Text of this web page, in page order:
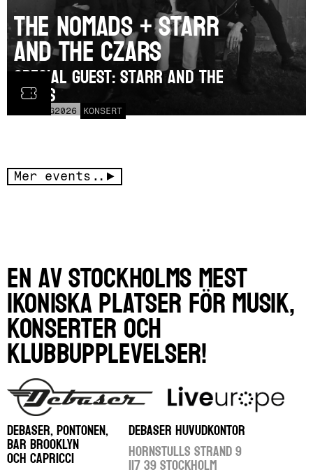
AUG2026 KONSERT
The Nomads + Starr
and the Czars
SPECIAL GUEST: Starr and the
Czars
Mer events..
En av Stockholms mest
ikoniska platser för musik,
konserter och
klubbupplevelser!
DEBASER, PONTONEN,
BAR BROOKLYN
OCH CAPRICCI
DEBASER HUVUDKONTOR
Hornstulls Strand 9
117 39 Stockholm